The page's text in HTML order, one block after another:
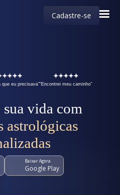
Cadastre-se
que eu precisava”“Encontrei meu caminho”
vida com
astrológicas
Baixar Agora
Google Play